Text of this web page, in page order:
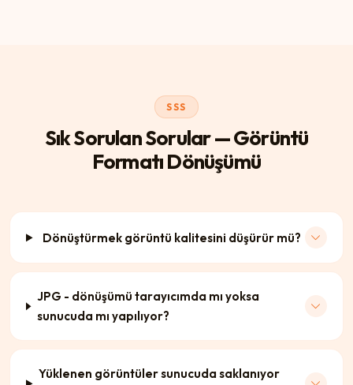
SSS
Sık Sorulan Sorular — Görüntü
Formatı Dönüşümü
Dönüştürmek görüntü kalitesini düşürür mü?
JPG - dönüşümü tarayıcımda mı yoksa
sunucuda mı yapılıyor?
Yüklenen görüntüler sunucuda saklanıyor